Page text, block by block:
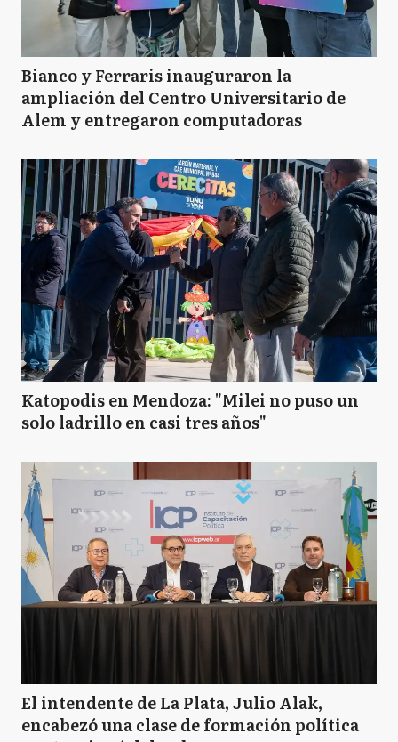
Bianco y Ferraris inauguraron la
ampliación del Centro Universitario de
Alem y entregaron computadoras
Katopodis en Mendoza: "Milei no puso un
solo ladrillo en casi tres años"
El intendente de La Plata, Julio Alak,
encabezó una clase de formación política